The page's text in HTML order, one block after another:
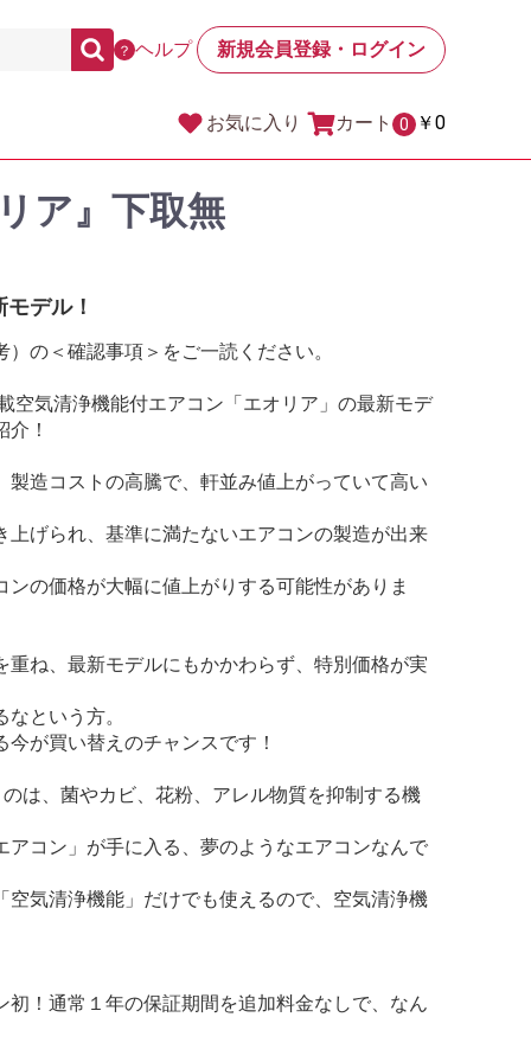
？ ヘルプ 新規会員登録・ログイン
お気に入り カート 0 ￥0
ア』下取無
デル！
の＜確認事項＞をご一読ください。
空気清浄機能付エアコン「エオリア」の最新モデ
！
造コストの高騰で、軒並み値上がっていて高い
げられ、基準に満たないエアコンの製造が出来
の価格が大幅に値上がりする可能性がありま
ね、最新モデルにもかかわらず、特別価格が実
という方。
が買い替えのチャンスです！
は、菌やカビ、花粉、アレル物質を抑制する機
コン」が手に入る、夢のようなエアコンなんで
気清浄機能」だけでも使えるので、空気清浄機
！通常１年の保証期間を追加料金なしで、なん